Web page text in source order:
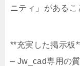
ニティ」があるこ
**充実した掲示板
– Jw_cad専用の